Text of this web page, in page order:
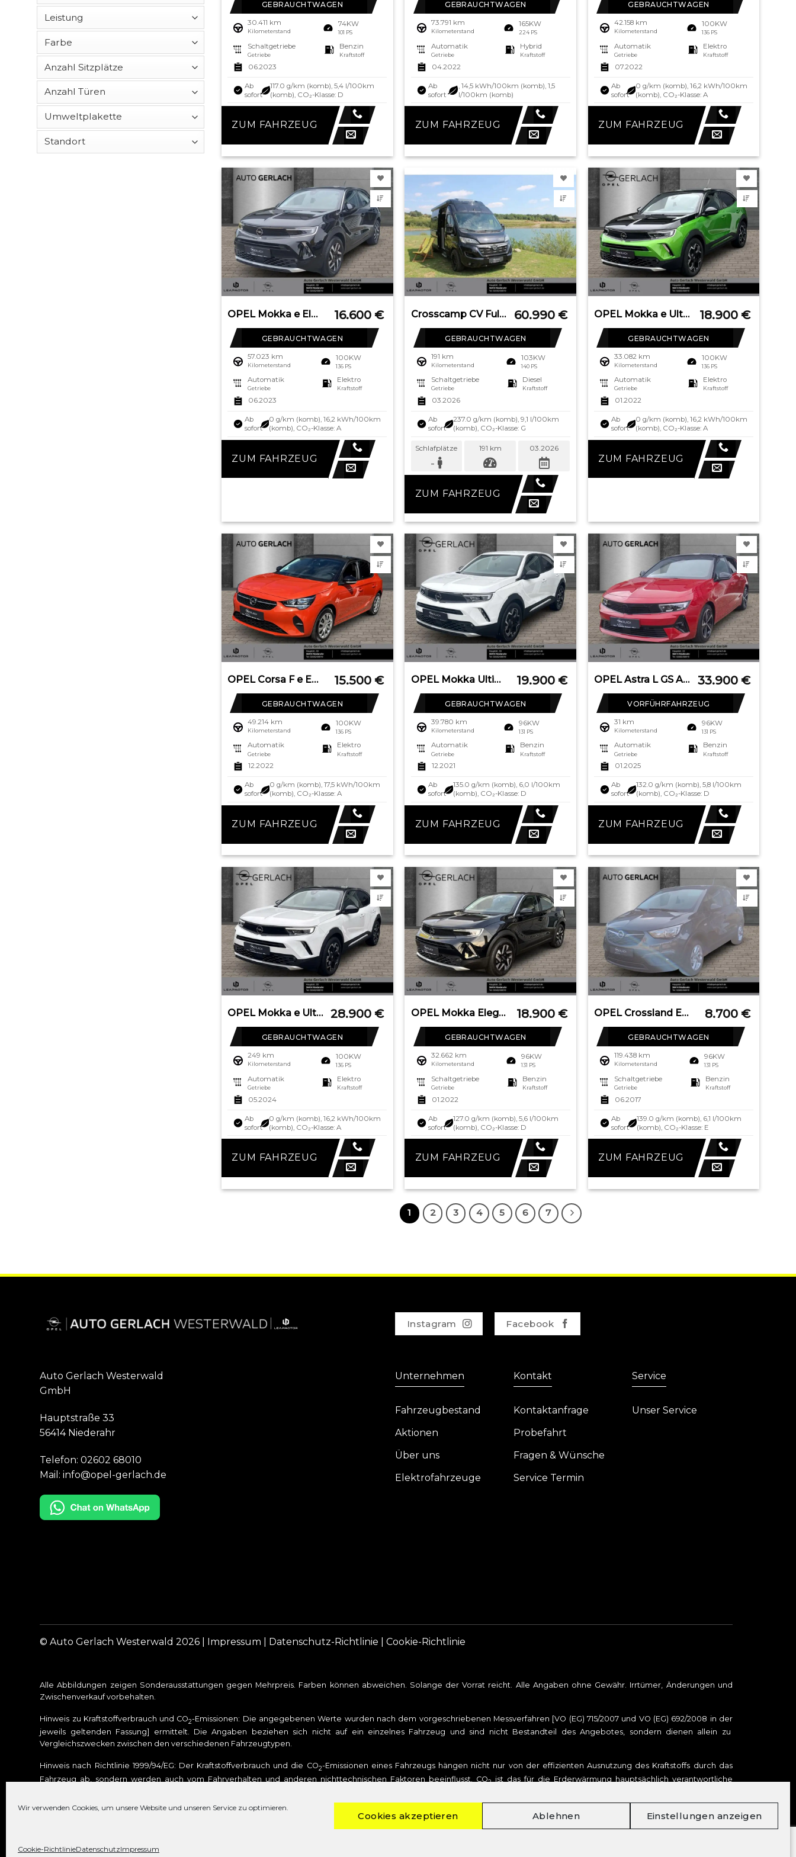
Wir verwenden Cookies, um unsere Website und unseren Service zu optimieren.
Cookies akzeptieren Ablehnen Einstellungen anzeigen
Cookie-RichtlinieDatenschutzImpressum
GEBRAUCHTWAGEN
30.411 km
Kilometerstand
74KW
101 PS
Schaltgetriebe
Getriebe
Benzin
Kraftstoff
06.2023
Ab
sofort
117.0 g/km (komb), 5,4 l/100km
(komb), CO₂-Klasse: D
ZUM FAHRZEUG
GEBRAUCHTWAGEN
73.791 km
Kilometerstand
165KW
224 PS
Automatik
Getriebe
Hybrid
Kraftstoff
04.2022
Ab
sofort
, 14,5 kWh/100km (komb), 1,5
l/100km (komb)
ZUM FAHRZEUG
GEBRAUCHTWAGEN
42.158 km
Kilometerstand
100KW
136 PS
Automatik
Getriebe
Elektro
Kraftstoff
07.2022
Ab
sofort
0 g/km (komb), 16,2 kWh/100km
(komb), CO₂-Klasse: A
ZUM FAHRZEUG
OPEL Mokka e Elegance Digitales Cockpit LED Apple Car 16.600 €
GEBRAUCHTWAGEN
57.023 km
Kilometerstand
100KW
136 PS
Automatik
Getriebe
Elektro
Kraftstoff
06.2023
Ab
sofort
0 g/km (komb), 16,2 kWh/100km
(komb), CO₂-Klasse: A
ZUM FAHRZEUG
Crosscamp CV Full 600 C Kasten HKa L3H2 3,5t Edition 2.2 D 60.990 €
GEBRAUCHTWAGEN
191 km
Kilometerstand
103KW
140 PS
Schaltgetriebe
Getriebe
Diesel
Kraftstoff
03.2026
Ab
sofort
237.0 g/km (komb), 9,1 l/100km
(komb), CO₂-Klasse: G
Schlafplätze
-
191 km 03.2026
ZUM FAHRZEUG
OPEL Mokka e Ultimate Navi Leder digitales Cockpit LE 18.900 €
GEBRAUCHTWAGEN
33.082 km
Kilometerstand
100KW
136 PS
Automatik
Getriebe
Elektro
Kraftstoff
01.2022
Ab
sofort
0 g/km (komb), 16,2 kWh/100km
(komb), CO₂-Klasse: A
ZUM FAHRZEUG
OPEL Corsa F e Edition Digitales Cockpit Apple CarPla 15.500 €
GEBRAUCHTWAGEN
49.214 km
Kilometerstand
100KW
136 PS
Automatik
Getriebe
Elektro
Kraftstoff
12.2022
Ab
sofort
0 g/km (komb), 17,5 kWh/100km
(komb), CO₂-Klasse: A
ZUM FAHRZEUG
OPEL Mokka Ultimate Navi Leder Digitales Cockpit LED 19.900 €
GEBRAUCHTWAGEN
39.780 km
Kilometerstand
96KW
131 PS
Automatik
Getriebe
Benzin
Kraftstoff
12.2021
Ab
sofort
135.0 g/km (komb), 6,0 l/100km
(komb), CO₂-Klasse: D
ZUM FAHRZEUG
OPEL Astra L GS AHK-abnehmbar El. Panodach Digitales 33.900 €
VORFÜHRFAHRZEUG
31 km
Kilometerstand
96KW
131 PS
Automatik
Getriebe
Benzin
Kraftstoff
01.2025
Ab
sofort
132.0 g/km (komb), 5,8 l/100km
(komb), CO₂-Klasse: D
ZUM FAHRZEUG
OPEL Mokka e Ultimate Navi Leder Digitales Cockpit LE 28.900 €
GEBRAUCHTWAGEN
249 km
Kilometerstand
100KW
136 PS
Automatik
Getriebe
Elektro
Kraftstoff
05.2024
Ab
sofort
0 g/km (komb), 16,2 kWh/100km
(komb), CO₂-Klasse: A
ZUM FAHRZEUG
OPEL Mokka Elegance Navi Digitales Cockpit LED Apple 18.900 €
GEBRAUCHTWAGEN
32.662 km
Kilometerstand
96KW
131 PS
Schaltgetriebe
Getriebe
Benzin
Kraftstoff
01.2022
Ab
sofort
127.0 g/km (komb), 5,6 l/100km
(komb), CO₂-Klasse: D
ZUM FAHRZEUG
OPEL Crossland Edition Apple CarPlay Android Auto Amb 8.700 €
GEBRAUCHTWAGEN
119.438 km
Kilometerstand
96KW
131 PS
Schaltgetriebe
Getriebe
Benzin
Kraftstoff
06.2017
Ab
sofort
139.0 g/km (komb), 6,1 l/100km
(komb), CO₂-Klasse: E
ZUM FAHRZEUG
1 2 3 4 5 6 7
Instagram Facebook
Auto Gerlach Westerwald
GmbH
Hauptstraße 33
56414 Niederahr
Telefon:02602 68010
Mail: info@opel-gerlach.de
Unternehmen
Fahrzeugbestand
Aktionen
Über uns
Elektrofahrzeuge
Kontakt
Kontaktanfrage
Probefahrt
Fragen & Wünsche
Service Termin
Service
Unser Service
© Auto Gerlach Westerwald 2026 | Impressum Datenschutz-Richtlinie |Cookie-Richtlinie
Alle Abbildungen zeigen Sonderausstattungen gegen Mehrpreis. Farben können abweichen. Solange der Vorrat reicht. Alle Angaben ohne Gewähr. Irrtümer, Änderungen und
Zwischenverkauf vorbehalten.
Hinweis zu Kraftstoffverbrauch und CO2-Emissionen: Die angegebenen Werte wurden nach dem vorgeschriebenen Messverfahren [VO (EG) 715/2007 und VO (EG) 692/2008 in der
jeweils geltenden Fassung] ermittelt. Die Angaben beziehen sich nicht auf ein einzelnes Fahrzeug und sind nicht Bestandteil des Angebotes, sondern dienen allein zu
Vergleichszwecken zwischen den verschiedenen Fahrzeugtypen.
Hinweis nach Richtlinie 1999/94/EG: Der Kraftstoffverbrauch und die CO2-Emissionen eines Fahrzeugs hängen nicht nur von der effizienten Ausnutzung des Kraftstoffs durch das
Fahrzeug ab, sondern werden auch vom Fahrverhalten und anderen nichttechnischen Faktoren beeinflusst. CO2 ist das für die Erderwärmung hauptsächlich verantwortliche
den Kraftstoffverbrauch, die CO2-Emissionen und den Stromverbrauch neuer Personenkraftwagen“ entnommen werden, der bei uns oder unterwww.dat.deunentgeltlich erhältlich
ist. Für weitere Informationen siehe Pkw-Energieverbrauchskennzeichnungsverordnung – Pkw-EnVKV.